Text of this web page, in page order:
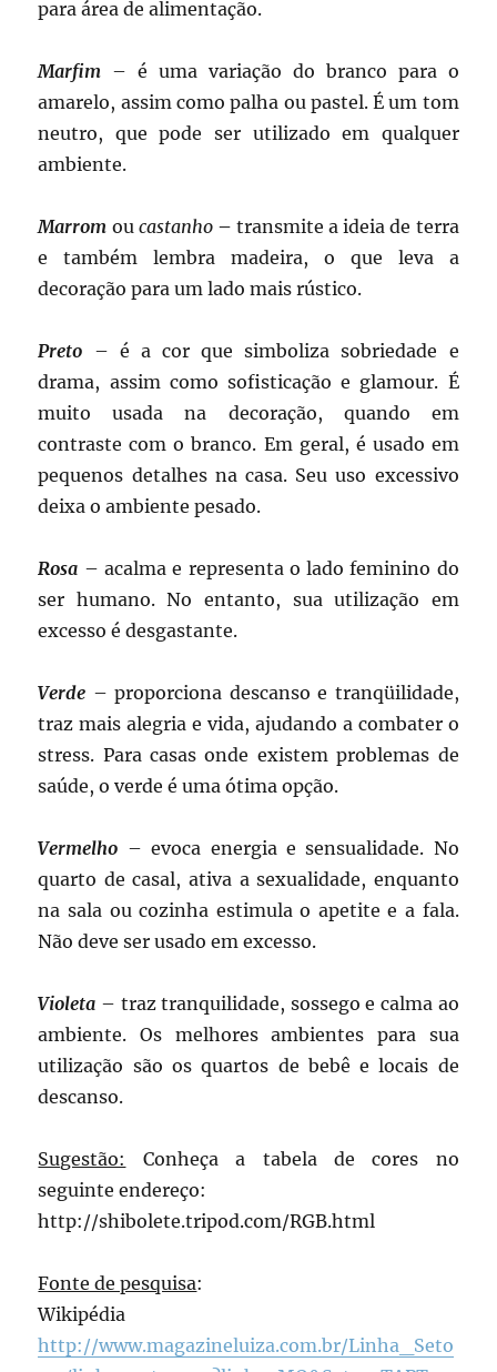
para área de alimentação.
Marfim – é uma variação do branco para o
amarelo, assim como palha ou pastel. É um tom
neutro, que pode ser utilizado em qualquer
ambiente.
Marrom oucastanho – transmite a ideia de terra
e também lembra madeira, o que leva a
decoração para um lado mais rústico.
Preto – é a cor que simboliza sobriedade e
drama, assim como sofisticação e glamour. É
muito usada na decoração, quando em
contraste com o branco. Em geral, é usado em
pequenos detalhes na casa. Seu uso excessivo
deixa o ambiente pesado.
Rosa – acalma e representa o lado feminino do
ser humano. No entanto, sua utilização em
excesso é desgastante.
Verde – proporciona descanso e tranqüilidade,
traz mais alegria e vida, ajudando a combater o
stress. Para casas onde existem problemas de
saúde, o verde é uma ótima opção.
Vermelho – evoca energia e sensualidade. No
quarto de casal, ativa a sexualidade, enquanto
na sala ou cozinha estimula o apetite e a fala.
Não deve ser usado em excesso.
Violeta – traz tranquilidade, sossego e calma ao
ambiente. Os melhores ambientes para sua
utilização são os quartos de bebê e locais de
descanso.
Sugestão:
Conheça a tabela de cores no
seguinte endereço:
http://shibolete.tripod.com/RGB.html
Fonte de pesquisa:
Wikipédia
http://www.magazineluiza.com.br/Linha_Seto